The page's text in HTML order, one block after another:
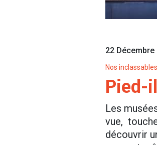
22 Décembre
Nos
Pied-
Les
vue,
découvrir